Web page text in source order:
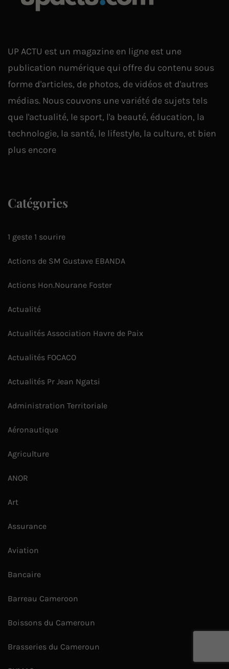
UP ACTU est un magazine en ligne est une
publication numérique qui offre du contenu sous
forme d'articles, de photos, de vidéos et d'autres
médias. Nous couvons une variété de sujets tels
que l'actualité, le sport, l'a beauté, éducation, la
technologie, la santé, le lifestyle, la culture, et bien
plus encore
Catégories
1 geste 1 sourire
Actions de SM Gustave EBANDA
Actions Hon.Nourane Foster
Actualité
Actualités Association Havre de Paix
Actualités FOCACO
Actualités Pr Jean Ngatsi
Administration Territoriale
Aéronautique
Agriculture
ANOR
Art
Assurance
Aviation
Bancaire
Barreau Cameroon
Boissons du Cameroun
Brasseries du Cameroun